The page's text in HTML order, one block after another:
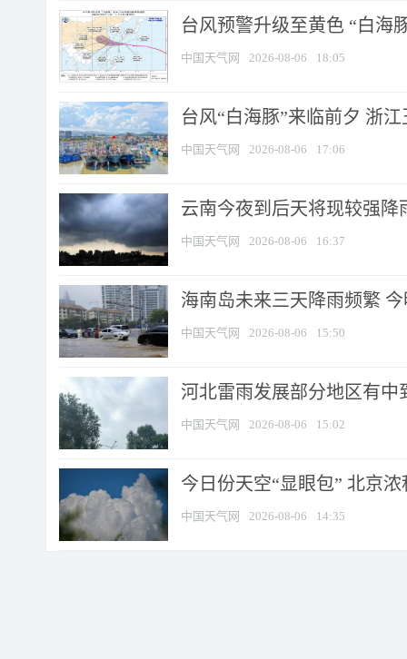
台风预警升级至黄色 “白海
中国天气网 2026-08-06 18:05
台风“白海豚”来临前夕 浙
中国天气网 2026-08-06 17:06
云南今夜到后天将现较强降
中国天气网 2026-08-06 16:37
海南岛未来三天降雨频繁
中国天气网 2026-08-06 15:50
河北雷雨发展部分地区有中
中国天气网 2026-08-06 15:02
今日份天空“显眼包” 北京
中国天气网 2026-08-06 14:35